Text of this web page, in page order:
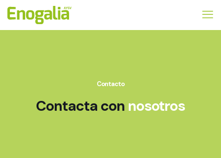
Contacto
Contacta con nosotros